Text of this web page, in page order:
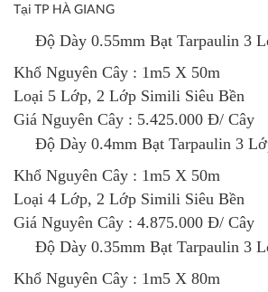
Tại TP HÀ GIANG
Độ Dày 0.55mm Bạt Tarpaulin 3
Khổ Nguyên Cây : 1m5 X 50m
Loại 5 Lớp, 2 Lớp Simili Siêu Bền
Giá Nguyên Cây : 5.425.000 Đ/ Cây
Độ Dày 0.4mm Bạt Tarpaulin 3
Khổ Nguyên Cây : 1m5 X 50m
Loại 4 Lớp, 2 Lớp Simili Siêu Bền
Giá Nguyên Cây : 4.875.000 Đ/ Cây
Độ Dày 0.35mm Bạt Tarpaulin 3
Khổ Nguyên Cây : 1m5 X 80m